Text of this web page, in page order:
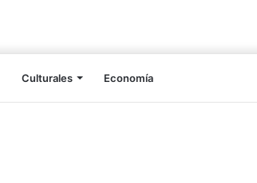
Culturales Economía